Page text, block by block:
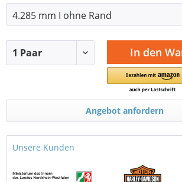
In den
Angebot anfordern
Unsere Kunden